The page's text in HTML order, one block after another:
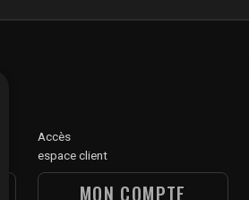
Accès
espace client
MON COMPTE